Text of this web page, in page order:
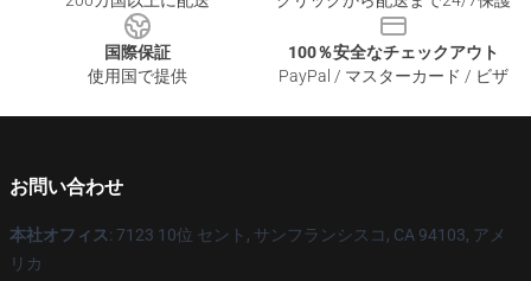
国際保証
使用国で提供
100％安全なチェックアウト
PayPal / マスターカード / ビザ
お問い合わせ
本社オフィス: 7123 10位 セント, サンフランシスコ, CA 94103, アメ
リカ